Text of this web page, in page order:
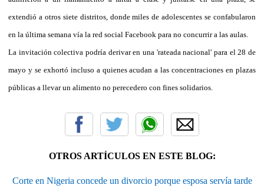
extendió a otros siete distritos, donde miles de adolescentes se confabularon
en la última semana vía la red social Facebook para no concurrir a las aulas.
La invitación colectiva podría derivar en una 'rateada nacional' para el 28 de
mayo y se exhortó incluso a quienes acudan a las concentraciones en plazas
públicas a llevar un alimento no perecedero con fines solidarios.
OTROS ARTÍCULOS EN ESTE BLOG:
Corte en Nigeria concede un divorcio porque esposa servía tarde